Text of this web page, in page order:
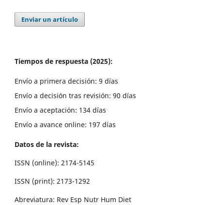
Enviar un artículo
Tiempos de respuesta (2025):
Envío a primera decisión: 9 días
Envío a decisión tras revisión: 90 días
Envío a aceptación: 134 días
Envío a avance online: 197 días
Datos de la revista:
ISSN (online): 2174-5145
ISSN (print): 2173-1292
Abreviatura: Rev Esp Nutr Hum Diet